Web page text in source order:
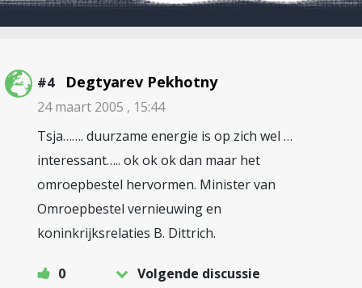
#4 Degtyarev Pekhotny
24 maart 2005 , 15:44
Tsja……. duurzame energie is op zich wel …
interessant….. ok ok ok dan maar het
omroepbestel hervormen. Minister van
Omroepbestel vernieuwing en
koninkrijksrelaties B. Dittrich.
0
Volgende discussie